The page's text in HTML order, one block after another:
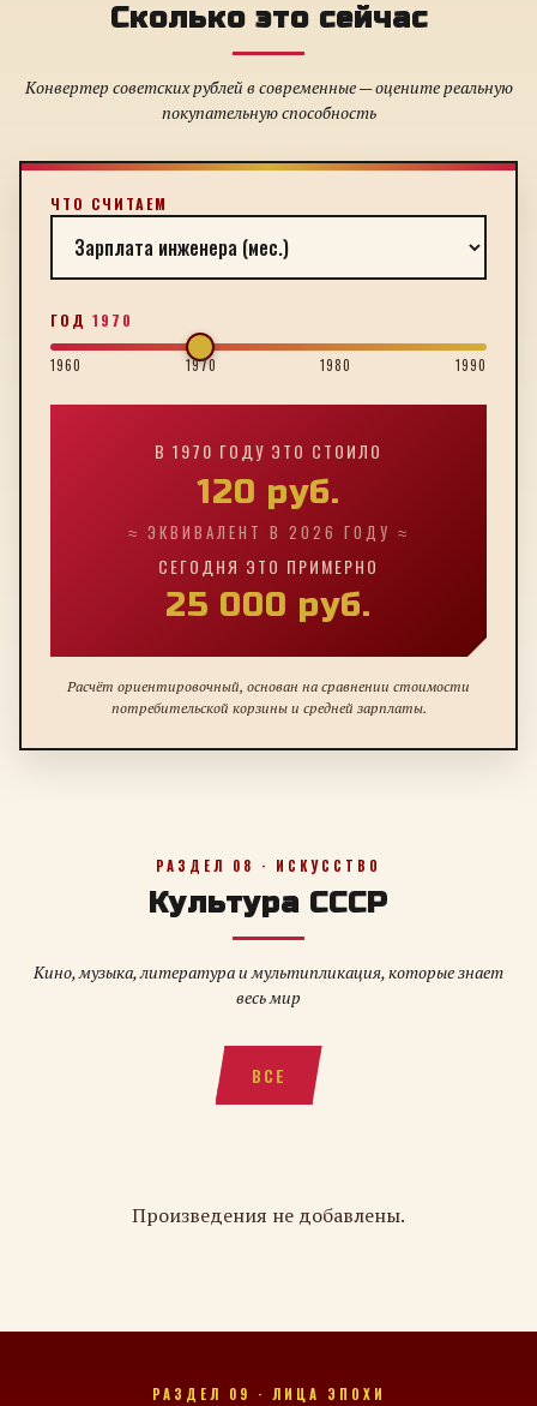
Сколько это сейчас
Конвертер советских рублей в современные — оцените реальную
покупательную способность
ЧТО СЧИТАЕМ
ГОД 1970
1960 1970 1980 1990
В 1970 ГОДУ ЭТО СТОИЛО
120 руб.
≈ ЭКВИВАЛЕНТ В 2026 ГОДУ ≈
СЕГОДНЯ ЭТО ПРИМЕРНО
25 000 руб.
Расчёт ориентировочный, основан на сравнении стоимости
потребительской корзины и средней зарплаты.
РАЗДЕЛ 08 · ИСКУССТВО
Культура СССР
Кино, музыка, литература и мультипликация, которые знает
весь мир
ВСЕ
Произведения не добавлены.
РАЗДЕЛ 09 · ЛИЦА ЭПОХИ